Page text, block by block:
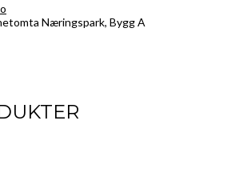
Næringspark, Bygg A